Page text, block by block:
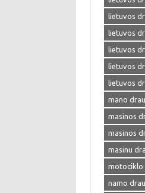
lietuvos
lietuvos
lietuvos
lietuvos
lietuvos
mano
masinos
masinos
masinu
motociklo
namo